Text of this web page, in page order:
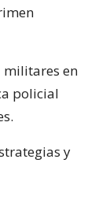
militares en
policial
y